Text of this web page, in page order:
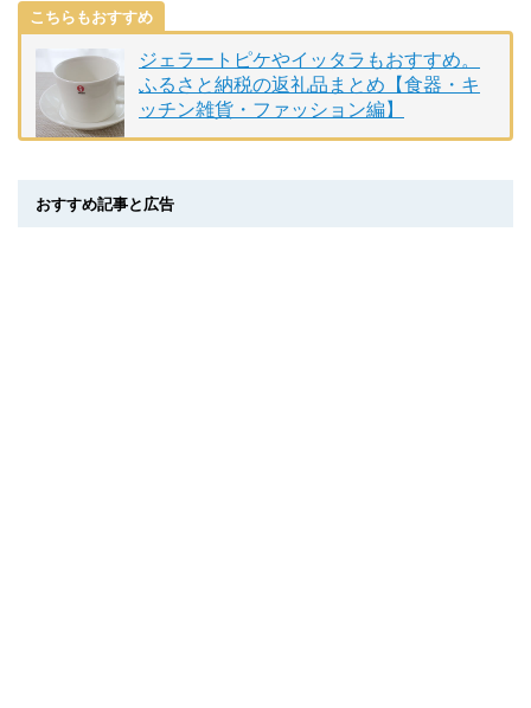
こちらもおすすめ
ジェラートピケやイッタラもおすすめ。
ふるさと納税の返礼品まとめ【食器・キ
ッチン雑貨・ファッション編】
おすすめ記事と広告